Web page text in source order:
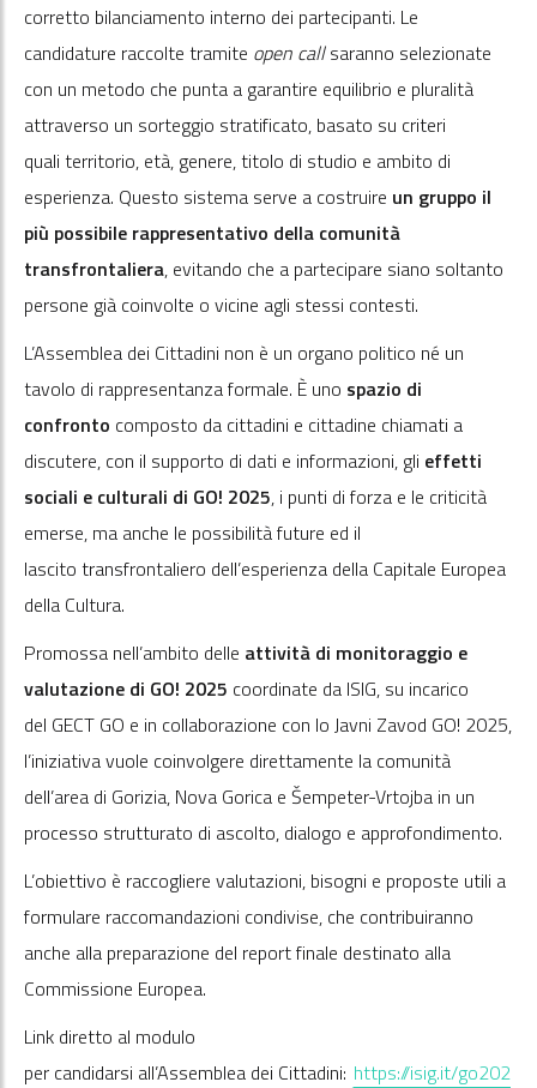
corretto bilanciamento interno dei partecipanti. Le
candidature raccolte tramite open callsaranno selezionate
con un metodo che punta a garantire equilibrio e pluralità
attraverso un sorteggio stratificato, basato su criteri
quali territorio, età, genere, titolo di studio e ambito di
esperienza. Questo sistema serve a costruire un gruppo il
più possibile rappresentativo della comunità
transfrontaliera, evitando che a partecipare siano soltanto
persone già coinvolte o vicine agli stessi contesti.
L’Assemblea dei Cittadini non è un organo politico né un
tavolo di rappresentanza formale. È uno spazio di
confronto composto da cittadini e cittadine chiamati a
discutere, con il supporto di dati e informazioni, gli effetti
sociali e culturali di GO! 2025, i punti di forza e le criticità
emerse, ma anche le possibilità future ed il
lascito transfrontaliero dell’esperienza della Capitale Europea
della Cultura.
Promossa nell’ambito delle attività di monitoraggio e
valutazione di GO! 2025 coordinate da ISIG, su incarico
del GECT GO e in collaborazione con lo Javni Zavod GO! 2025,
l’iniziativa vuole coinvolgere direttamente la comunità
dell’area di Gorizia, Nova Gorica e Šempeter-Vrtojba in un
processo strutturato di ascolto, dialogo e approfondimento.
L’obiettivo è raccogliere valutazioni, bisogni e proposte utili a
formulare raccomandazioni condivise, che contribuiranno
anche alla preparazione del report finale destinato alla
Commissione Europea.
Link diretto al modulo
per candidarsi all’Assemblea dei Cittadini: https://isig.it/go202